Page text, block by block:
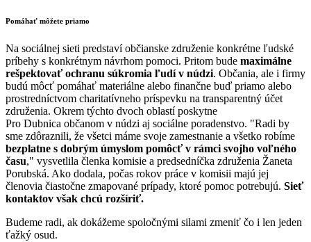
Pomáhať môžete priamo
Na sociálnej sieti predstaví občianske združenie konkrétne ľudské
príbehy s konkrétnym návrhom pomoci. Pritom bude maximálne
rešpektovať ochranu súkromia ľudí v núdzi. Občania, ale i firmy
budú môcť pomáhať materiálne alebo finančne buď priamo alebo
prostredníctvom charitatívneho príspevku na transparentný účet
združenia. Okrem týchto dvoch oblastí poskytne
Pro Dubnica občanom v núdzi aj sociálne poradenstvo. "Radi by
sme zdôraznili, že všetci máme svoje zamestnanie a všetko robíme
bezplatne s dobrým úmyslom pomôcť v rámci svojho voľného
času," vysvetlila členka komisie a predsedníčka združenia Žaneta
Porubská. Ako dodala, počas rokov práce v komisii majú jej
členovia čiastočne zmapované prípady, ktoré pomoc potrebujú. Sieť
kontaktov však chcú rozšíriť.
Budeme radi, ak dokážeme spoločnými silami zmeniť čo i len jeden
ťažký osud.